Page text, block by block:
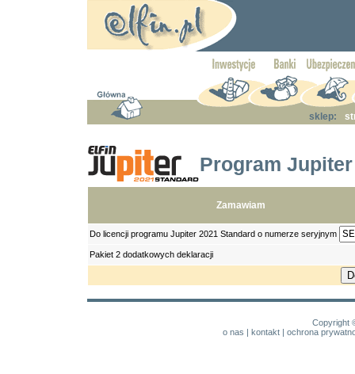
sklep:
Program
Zamawiam
Do licencji programu Jupiter 2021 Standard o numerze seryjnym
Pakiet 2 dodatkowych deklaracji
Copyright
o nas | kontakt| ochrona